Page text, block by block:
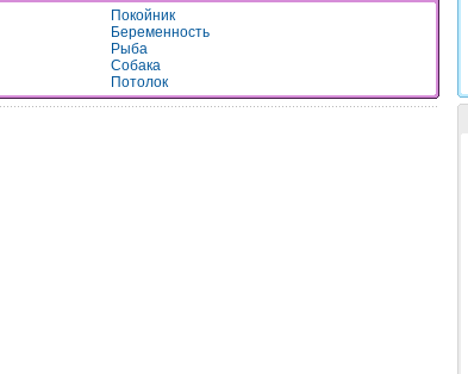
Покойник
Беременность
Рыба
Собака
Потолок